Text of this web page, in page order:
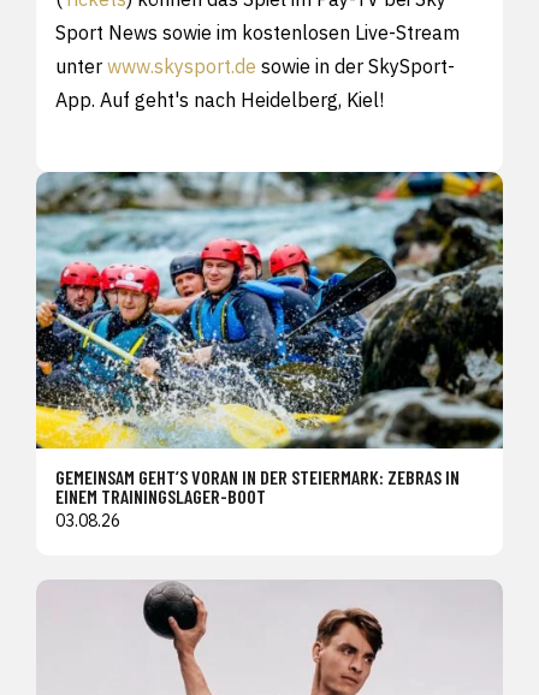
Sport News sowie im kostenlosen Live-Stream
unter www.skysport.de sowie in der SkySport-
App. Auf geht's nach Heidelberg, Kiel!
GEMEINSAM GEHT’S VORAN IN DER STEIERMARK: ZEBRAS IN
EINEM TRAININGSLAGER-BOOT
03.08.26